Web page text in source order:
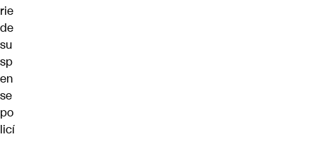
rie
de
su
sp
en
se
po
licí